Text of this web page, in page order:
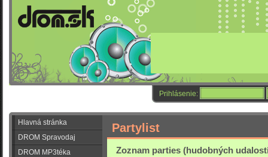
Prihlásenie:
Hlavná stránka
DROM Spravodaj
DROM MP3téka
Partylist
Zoznam parties (hudobných